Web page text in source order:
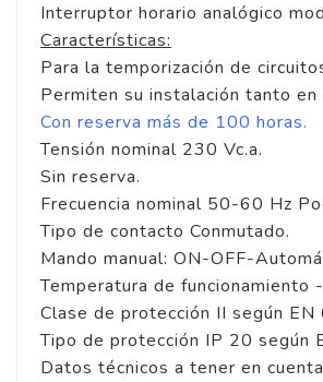
Interruptor horario analógico
Características:
Para la temporización de
Permiten su instalación tanto
Con reserva más de 100 horas.
Tensión nominal 230 Vc.a.
Sin reserva.
Frecuencia nominal 50-60 Hz
Tipo de contacto Conmutado.
Mando manual: ON-OFF-
Temperatura de funcionamiento
Clase de protección II según
Tipo de protección IP 20 según
Datos técnicos a tener en